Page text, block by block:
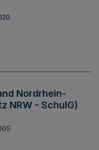
Nordrhein-
NRW - SchulG)